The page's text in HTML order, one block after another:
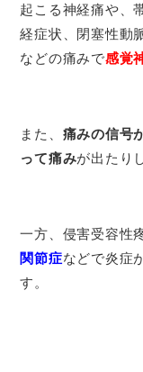
起こる神経痛や、
経症状、閉塞性動
などの痛みで感覚
また、 痛みの信号
って痛みが出たり
一方、侵害受容性
関節症などで炎症
す。